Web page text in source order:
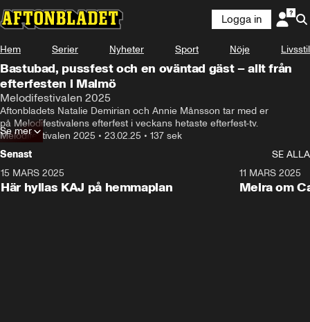
Logga in
Hem Serier Nyheter Sport Nöje Livsstil
Bastubad, pussfest och en oväntad gäst – allt från
efterfesten i Malmö
Melodifestivalen 2025
Aftonbladets Natalie Demirian och Annie Månsson tar med er
på Melodifestivalens efterfest i veckans hetaste efterfest-tv.
Melodifestivalen 2025 • 23.02.25 • 137 sek
Se mer
Senast
SE ALLA
15 MARS 2025
Här hyllas KAJ på hemmaplan
11 MARS 2025
Meira om